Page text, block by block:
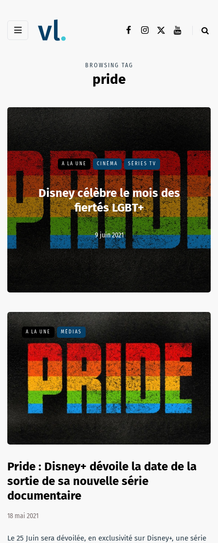
BROWSING TAG
pride
A LA UNE CINÉMA SÉRIES TV
Disney célèbre le mois des
fiertés LGBT+
9 juin 2021
A LA UNE MÉDIAS
Pride : Disney+ dévoile la date de la
sortie de sa nouvelle série
documentaire
18 mai 2021
Le 25 Juin sera dévoilée, en exclusivité sur Disney+, une série